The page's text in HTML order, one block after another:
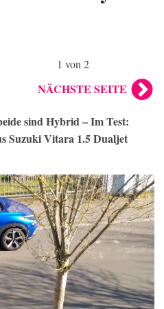
1 von 2
NÄCHSTE SEITE
sind Hybrid – Im Test:
Suzuki Vitara 1.5 Dualjet